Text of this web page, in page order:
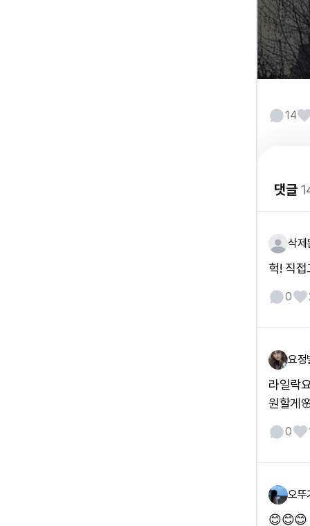
14
댓글
삭제
헉! 직
0
요정
라일락
원할게
0
오뚜
😊😊😊